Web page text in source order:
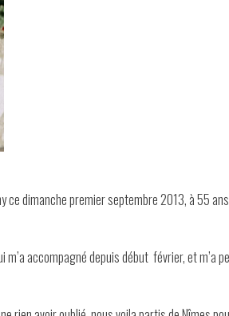
ce dimanche premier septembre 2013, à 55
accompagné depuis début février, et m’a